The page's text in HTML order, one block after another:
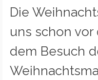
Die
uns schon vor
dem Besuch